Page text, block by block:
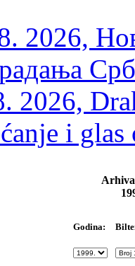
2026,
2026,
i
Godina: